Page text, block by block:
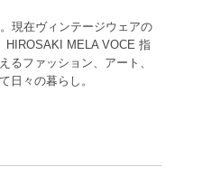
現在ヴィンテージウェアの
HIROSAKI MELA VOCE 指
るファッション、アート、
日々の暮らし。